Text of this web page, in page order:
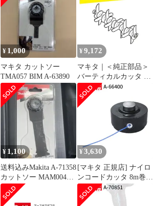
品 おすすめ 便利
¥ 1,000
マキタ カットソー
TMA057 BIM A-63890
¥ 9,172
マキタ｜＜純正部品＞
バーティカルカッタ A-
76249
¥ 1,100
送料込みMakita A-71358
カットソー MAM004
SK一枚
¥ 3,630
[マキタ 正規店] ナイロ
ンコードカッタ 8m巻
A-66400